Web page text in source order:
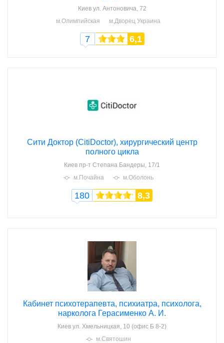
Киев ул. Антоновича, 72
м.Олимпийская
м.Дворец Украина
7 6,1
Сити Доктор (CitiDoctor), хирургический центр
полного цикла
Киев пр-т Степана Бандеры, 17/1
м.Почайна
м.Оболонь
180 8,3
Кабинет психотерапевта, психиатра, психолога,
нарколога Герасименко А. И.
Киев ул. Хмельницкая, 10 (офис Б 8-2)
м.Святошин